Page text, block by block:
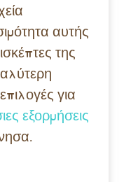
αυτής
της
για
εξορμήσεις